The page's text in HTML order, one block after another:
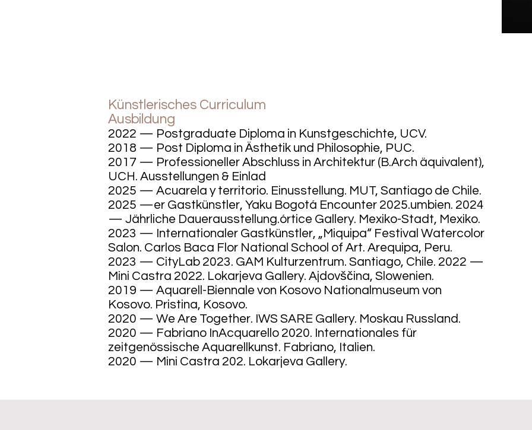
Künstlerisches Curriculum
Ausbildung
2022 — Postgraduate Diploma in Kunstgeschichte, UCV.
2018 — Post Diploma in Ästhetik und Philosophie, PUC.
2017 — Professioneller Abschluss in Architektur (B.Arch äquivalent),
UCH. Ausstellungen & Einlad
2025 — Acuarela y territorio. Einusstellung. MUT, Santiago de Chile.
2025 —er Gastkünstler, Yaku Bogotá Encounter 2025.umbien. 2024
— Jährliche Dauerausstellung.órtice Gallery. Mexiko-Stadt, Mexiko.
2023 — Internationaler Gastkünstler, „Miquipa“ Festival Watercolor
Salon. Carlos Baca Flor National School of Art. Arequipa, Peru.
2023 — CityLab 2023. GAM Kulturzentrum. Santiago, Chile. 2022 —
Mini Castra 2022. Lokarjeva Gallery. Ajdovščina, Slowenien.
2019 — Aquarell-Biennale von Kosovo Nationalmuseum von
Kosovo. Pristina, Kosovo.
2020 — We Are Together. IWS SARE Gallery. Moskau Russland.
2020 — Fabriano InAcquarello 2020. Internationales für
zeitgenössische Aquarellkunst. Fabriano, Italien.
2020 — Mini Castra 202. Lokarjeva Gallery.